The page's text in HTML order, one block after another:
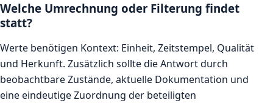
Welche Umrechnung oder Filterung findet
statt?
Werte benötigen Kontext: Einheit, Zeitstempel, Qualität
und Herkunft. Zusätzlich sollte die Antwort durch
beobachtbare Zustände, aktuelle Dokumentation und
eine eindeutige Zuordnung der beteiligten